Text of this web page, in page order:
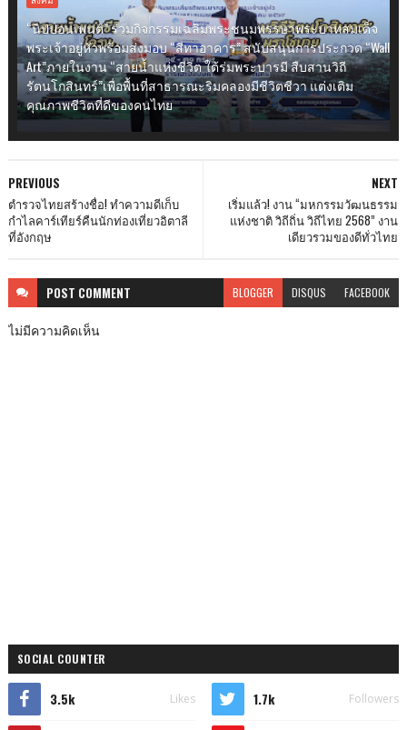
“นิปปอนเพนต์” ร่วมกิจกรรมเฉลิมพระชนมพรรษาพระบาทสมเด็จ
พระเจ้าอยู่หัวพร้อมส่งมอบ “สีทาอาคาร” สนับสนุนการประกวด “Wall
Art”ภายในงาน “สายน้ำแห่งชีวิต ใต้ร่มพระบารมี สืบสานวิถี
รัตนโกสินทร์”เพื่อพื้นที่สาธารณะริมคลองมีชีวิตชีวา แต่งเติม
คุณภาพชีวิตที่ดีของคนไทย
NEXT
เริ่มแล้ว! งาน “มหกรรมวัฒนธรรม
แห่งชาติ วิถีถิ่น วิถีไทย 2568” งาน
เดียวรวมของดีทั่วไทย
PREVIOUS
ตำรวจไทยสร้างชื่อ! ทำความดีเก็บ
กำไลคาร์เทียร์คืนนักท่องเที่ยวอิตาลี
ที่อังกฤษ
POST COMMENT BLOGGER DISQUS FACEBOOK
ไม่มีความคิดเห็น
SOCIAL COUNTER
3.5k Likes 1.7k Followers